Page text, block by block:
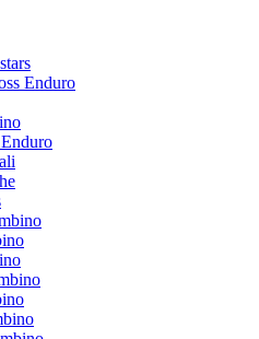
Enduro